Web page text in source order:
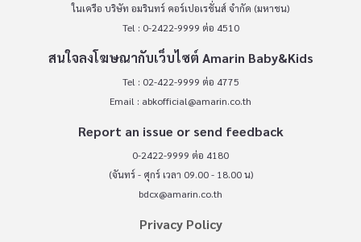
ในเครือ บริษัท อมรินทร์ คอร์เปอเรชั่นส์ จำกัด (มหาชน)
Tel : 0-2422-9999 ต่อ 4510
สนใจลงโฆษณากับเว็บไซต์ Amarin Baby&Kids
Tel : 02-422-9999 ต่อ 4775
Email : abkofficial@amarin.co.th
Report an issue or send feedback
0-2422-9999 ต่อ 4180
(จันทร์ - ศุกร์ เวลา 09.00 - 18.00 น)
bdcx@amarin.co.th
Privacy Policy